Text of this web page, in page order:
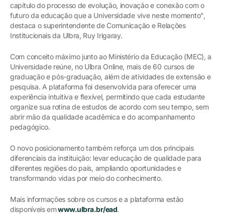
capítulo do processo de evolução, inovação e conexão com o
futuro da educação que a Universidade vive neste momento",
destaca o superintendente de Comunicação e Relações
Institucionais da Ulbra, Ruy Irigaray.
Com conceito máximo junto ao Ministério da Educação (MEC), a
Universidade reúne, no Ulbra Online, mais de 60 cursos de
graduação e pós-graduação, além de atividades de extensão e
pesquisa. A plataforma foi desenvolvida para oferecer uma
experiência intuitiva e flexível, permitindo que cada estudante
organize sua rotina de estudos de acordo com seu tempo, sem
abrir mão da qualidade acadêmica e do acompanhamento
pedagógico.
O novo posicionamento também reforça um dos principais
diferenciais da instituição: levar educação de qualidade para
diferentes regiões do país, ampliando oportunidades e
transformando vidas por meio do conhecimento.
Mais informações sobre os cursos e a plataforma estão
disponíveis emwww.ulbra.br/ead.